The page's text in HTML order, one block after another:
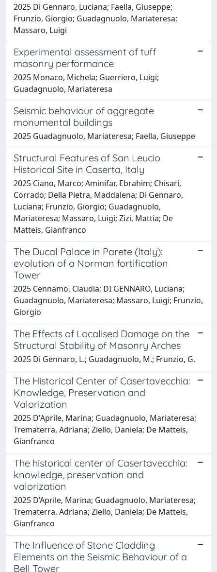
2025 Di Gennaro, Luciana; Faella, Giuseppe;
Frunzio, Giorgio; Guadagnuolo, Mariateresa;
Massaro, Luigi
Experimental assessment of tuff
masonry performance
2025 Monaco, Michela; Guerriero, Luigi;
Guadagnuolo, Mariateresa
Seismic behaviour of aggregate
monumental buildings
2025 Guadagnuolo, Mariateresa; Faella, Giuseppe
Structural Features of San Leucio
Historical Site in Caserta, Italy
2025 Ciano, Marco; Aminifar, Ebrahim; Chisari,
Corrado; Della Pietra, Maddalena; Di Gennaro,
Luciana; Frunzio, Giorgio; Guadagnuolo,
Mariateresa; Massaro, Luigi; Zizi, Mattia; De
Matteis, Gianfranco
The Ducal Palace in Parete (Italy):
evolution of a Norman fortification
Tower
2025 Cennamo, Claudia; DI GENNARO, Luciana;
Guadagnuolo, Mariateresa; Massaro, Luigi; Frunzio,
Giorgio
The Effects of Localised Damage on the
Structural Stability of Masonry Arches
2025 Di Gennaro, L.; Guadagnuolo, M.; Frunzio, G.
The Historical Center of Casertavecchia:
Knowledge, Preservation and
Valorization
2025 D'Aprile, Marina; Guadagnuolo, Mariateresa;
Trematerra, Adriana; Ziello, Daniela; De Matteis,
Gianfranco
The historical center of Casertavecchia:
knowledge, preservation and
valorization
2025 D’Aprile, Marina; Guadagnuolo, Mariateresa;
Trematerra, Adriana; Ziello, Daniela; De Matteis,
Gianfranco
The Influence of Stone Cladding
Elements on the Seismic Behaviour of a
Bell Tower